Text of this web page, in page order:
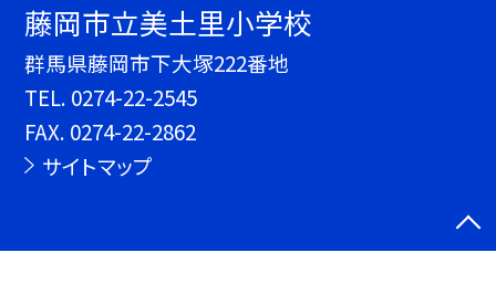
藤岡市立美土里小学校
群馬県藤岡市下大塚222番地
TEL. 0274-22-2545
FAX. 0274-22-2862
サイトマップ